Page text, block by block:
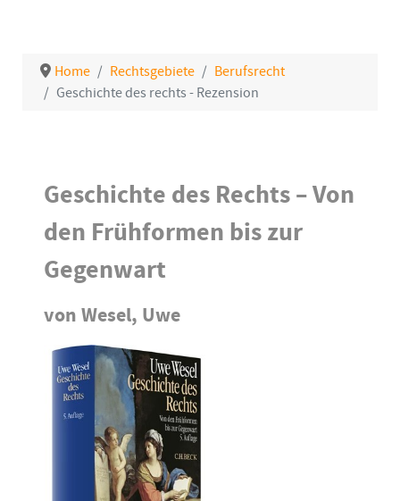
Home Rechtsgebiete
Berufsrecht
Geschichte des rechts - Rezension
Details
Geschichte des Rechts – Von
den Frühformen bis zur
Gegenwart
von Wesel, Uwe